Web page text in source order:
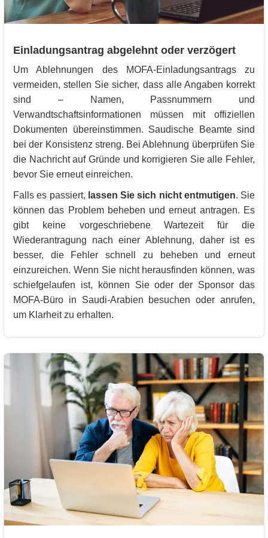
Einladungsantrag abgelehnt oder verzögert
Um Ablehnungen des MOFA-Einladungsantrags zu
vermeiden, stellen Sie sicher, dass alle Angaben korrekt
sind – Namen, Passnummern und
Verwandtschaftsinformationen müssen mit offiziellen
Dokumenten übereinstimmen. Saudische Beamte sind
bei der Konsistenz streng. Bei Ablehnung überprüfen Sie
die Nachricht auf Gründe und korrigieren Sie alle Fehler,
bevor Sie erneut einreichen.
Falls es passiert, lassen Sie sich nicht entmutigen. Sie
können das Problem beheben und erneut antragen. Es
gibt keine vorgeschriebene Wartezeit für die
Wiederantragung nach einer Ablehnung, daher ist es
besser, die Fehler schnell zu beheben und erneut
einzureichen. Wenn Sie nicht herausfinden können, was
schiefgelaufen ist, können Sie oder der Sponsor das
MOFA-Büro in Saudi-Arabien besuchen oder anrufen,
um Klarheit zu erhalten.